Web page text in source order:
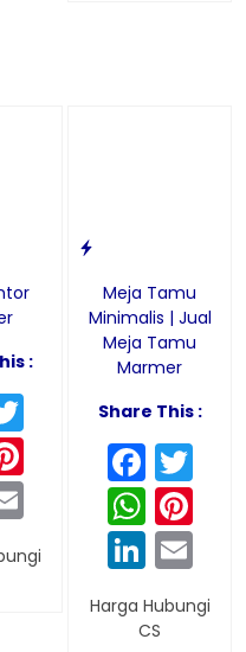
:
Twitter
Pinterest
Email
Meja Tamu
Minimalis | Jual
Meja Tamu
Marmer
Share This :
Harga Hubungi
CS